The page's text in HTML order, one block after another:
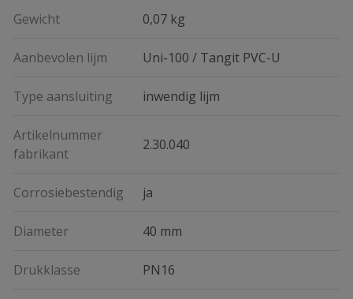
Gewicht 0,07 kg
Aanbevolen lijm Uni-100 / Tangit PVC-U
Type aansluiting inwendig lijm
Artikelnummer
fabrikant
2.30.040
Corrosiebestendig ja
Diameter 40 mm
Drukklasse PN16